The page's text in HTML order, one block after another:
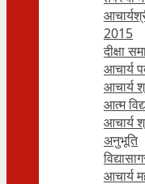
2015
दीक्षा
आचार्य
आचार्य
आत्म
आचार्य
अनुभूति
आचार्य